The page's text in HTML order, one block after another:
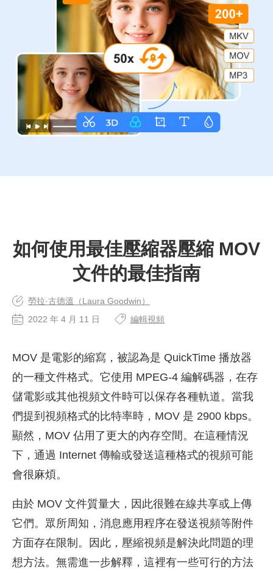
如何使用最佳壓縮器壓縮 MOV
文件的最佳指南
勞拉·古德溫（Laura Goodwin）
2022 年 4 月 11 日
編輯視頻
MOV 是電影的縮寫，被認為是 QuickTime 播放器
的一種文件格式。它使用 MPEG-4 編解碼器，在存
儲電影或其他視頻文件時可以保存各種軌道。當我
們提到視頻格式的比特率時，MOV 是 2900 kbps。
顯然，MOV 佔用了更大的內存空間。在這種情況
下，通過 Internet 傳輸或發送這種格式的視頻可能
會很麻煩。
由於 MOV 文件質量大，因此很難在線共享或上傳
它們。眾所周知，消息應用程序在發送視頻等附件
方面存在限制。因此，壓縮視頻是解決此問題的理
想方法。無需進一步解釋，這裡有一些可行的方法